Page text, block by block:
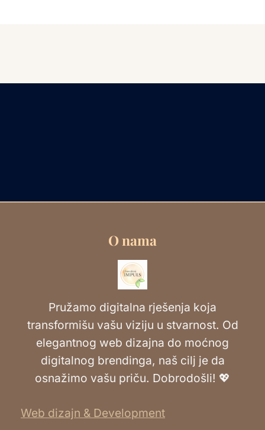
O nama
Pružamo digitalna rješenja koja
transformišu vašu viziju u stvarnost. Od
elegantnog web dizajna do moćnog
digitalnog brendinga, naš cilj je da
osnažimo vašu priču. Dobrodošli! 💖
Web dizajn & Development